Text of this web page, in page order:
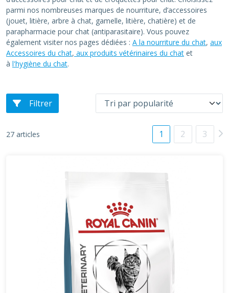
parmi nos nombreuses marques de nourriture, d’accessoires
(jouet, litière, arbre à chat, gamelle, litière, chatière) et de
parapharmacie pour chat (antiparasitaire). Vous pouvez
également visiter nos pages dédiées : A la nourriture du chat, aux
Accessoires du chat, aux produits vétérinaires du chat et
à l'hygiène du chat.
Filtrer
27 articles 1 2 3